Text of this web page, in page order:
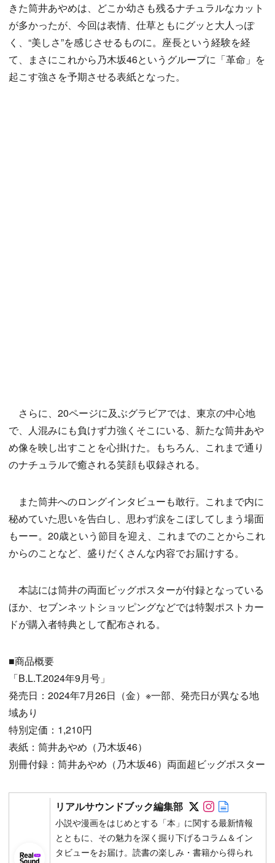
きた筒井あやめは、どこか幼さも残るナチュラルなカット
が多かったが、今回は表情、仕草ともにグッと大人っぽ
く、“美しさ”を感じさせるものに。座長という経験を経
て、まさにこれから乃木坂46というグループに「革命」を
起こす強さを予期させる表紙となった。
さらに、20ページに及ぶグラビアでは、東京の中心地
で、人混みにも負けず力強くそこにいる、新たな筒井あや
め像を映し出すことを心掛けた。もちろん、これまで通り
のナチュラルで癒される笑顔も収録される。
また筒井へのロングインタビューも敢行。これまで内に
秘めていた思いを告白し、思わず涙をこぼしてしまう場面
もーー。20歳という節目を迎え、これまでのことからこれ
からのことなど、盛りだくさんな内容でお届けする。
本誌には筒井の両面ビッグポスターが付録となっている
ほか、セブンネットショッピングなどでは特製ポストカー
ドが購入者特典として配布される。
■商品概要
「B.L.T.2024年9月号」
発売日：2024年7月26日（金）※一部、発売日が異なる地
域あり
特別定価：1,210円
表紙：筒井あやめ（乃木坂46）
別冊付録：筒井あやめ（乃木坂46）両面超ビッグポスター
リアルサウンドブック編集部 Follow on
Follow on
小説や漫画をはじめとする「本」に関する最新情報
とともに、その魅力を深く掘り下げるコラム＆イン
タビューをお届け。読書の楽しみ・書籍から得られ